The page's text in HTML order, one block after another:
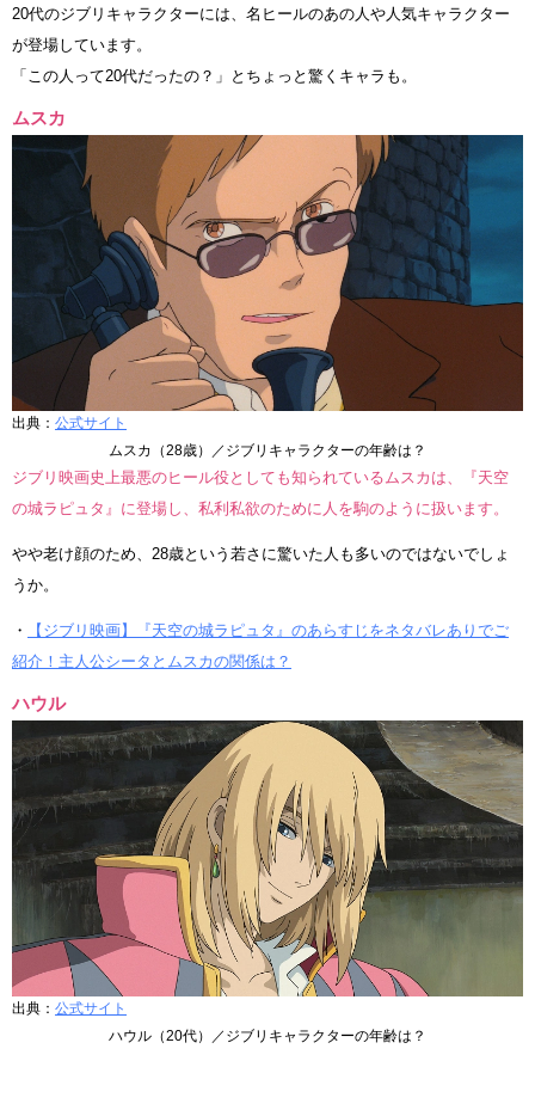
20代のジブリキャラクターには、名ヒールのあの人や人気キャラクター
が登場しています。
「この人って20代だったの？」とちょっと驚くキャラも。
ムスカ
出典： 公式サイト
ムスカ（28歳）／ジブリキャラクターの年齢は？
ジブリ映画史上最悪のヒール役としても知られているムスカは、『天空
の城ラピュタ』に登場し、私利私欲のために人を駒のように扱います。
やや老け顔のため、28歳という若さに驚いた人も多いのではないでしょ
うか。
・
【ジブリ映画】『天空の城ラピュタ』のあらすじをネタバレありでご
紹介！主人公シータとムスカの関係は？
ハウル
出典： 公式サイト
ハウル（20代）／ジブリキャラクターの年齢は？